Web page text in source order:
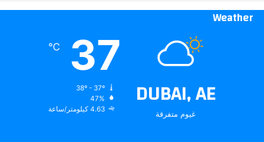
Weather
DUBAI, AE
غيوم متفرقة
37
℃
47%
4.63 كيلومتر/ساعة